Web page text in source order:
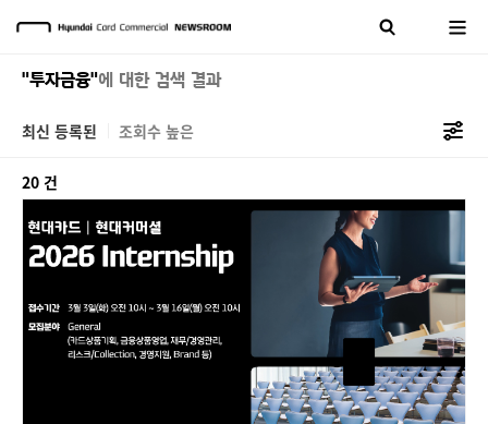
"투자금융"에 대한 검색 결과
최신 등록된 조회수 높은
20 건